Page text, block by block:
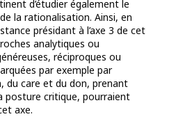
d’étudier également le
la rationalisation. Ainsi, en
présidant à l’axe 3 de cet
analytiques ou
réciproques ou
par exemple par
du care et du don, prenant
posture critique, pourraient
axe.